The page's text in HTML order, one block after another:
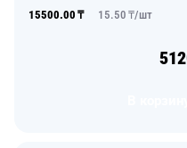
15500.00 ₸ 15.50 ₸/шт